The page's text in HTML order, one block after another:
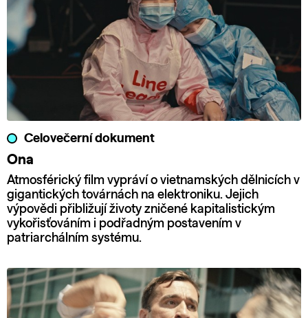
Celovečerní dokument
Ona
Atmosférický film vypráví o vietnamských dělnicích v
gigantických továrnách na elektroniku. Jejich
výpovědi přibližují životy zničené kapitalistickým
vykořisťováním i podřadným postavením v
patriarchálním systému.